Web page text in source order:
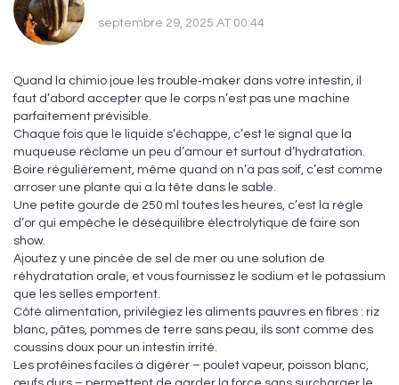
septembre 29, 2025 AT 00:44
Quand la chimio joue les trouble‑maker dans votre intestin, il
faut d’abord accepter que le corps n’est pas une machine
parfaitement prévisible.
Chaque fois que le liquide s’échappe, c’est le signal que la
muqueuse réclame un peu d’amour et surtout d’hydratation.
Boire régulièrement, même quand on n’a pas soif, c’est comme
arroser une plante qui a la tête dans le sable.
Une petite gourde de 250 ml toutes les heures, c’est la règle
d’or qui empêche le déséquilibre électrolytique de faire son
show.
Ajoutez y une pincée de sel de mer ou une solution de
réhydratation orale, et vous fournissez le sodium et le potassium
que les selles emportent.
Côté alimentation, privilégiez les aliments pauvres en fibres : riz
blanc, pâtes, pommes de terre sans peau, ils sont comme des
coussins doux pour un intestin irrité.
Les protéines faciles à digérer – poulet vapeur, poisson blanc,